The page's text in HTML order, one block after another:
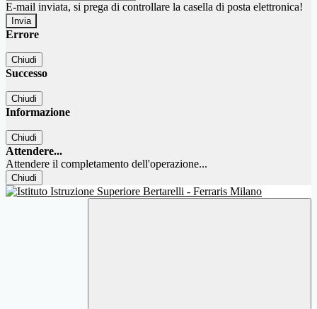
E-mail inviata, si prega di controllare la casella di posta elettronica!
Errore
Chiudi
Successo
Chiudi
Informazione
Chiudi
Attendere...
Attendere il completamento dell'operazione...
Chiudi